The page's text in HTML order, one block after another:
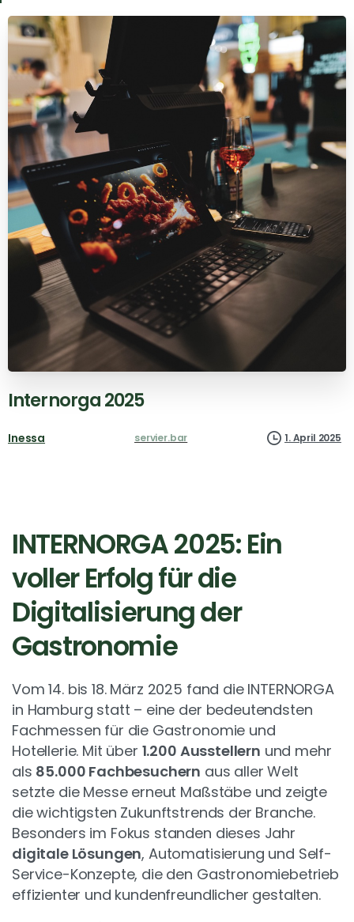
Internorga2025
Inessa servier.bar 1. April 2025
INTERNORGA 2025: Ein
voller Erfolg für die
Digitalisierung der
Gastronomie
Vom 14. bis 18. März 2025 fand die INTERNORGA
in Hamburg statt – eine der bedeutendsten
Fachmessen für die Gastronomie und
Hotellerie. Mit über 1.200 Ausstellern und mehr
als 85.000 Fachbesuchern aus aller Welt
setzte die Messe erneut Maßstäbe und zeigte
die wichtigsten Zukunftstrends der Branche.
Besonders im Fokus standen dieses Jahr
digitale Lösungen, Automatisierung und Self-
Service-Konzepte, die den Gastronomiebetrieb
effizienter und kundenfreundlicher gestalten.